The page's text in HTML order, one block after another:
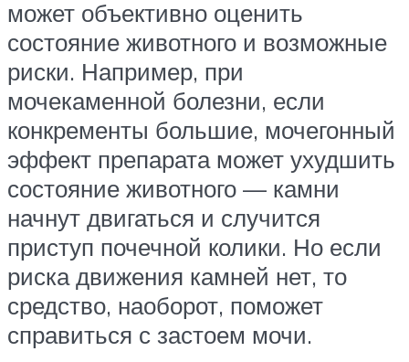
может объективно оценить
состояние животного и возможные
риски. Например, при
мочекаменной болезни, если
конкременты большие, мочегонный
эффект препарата может ухудшить
состояние животного — камни
начнут двигаться и случится
приступ почечной колики. Но если
риска движения камней нет, то
средство, наоборот, поможет
справиться с застоем мочи.